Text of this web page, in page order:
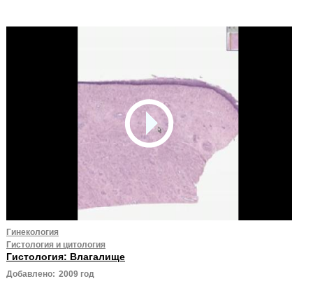
Гинекология
Гистология и цитология
Гистология: Влагалище
Добавлено: 2009 год